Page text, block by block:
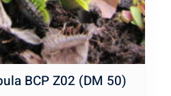
BCP Z02 (DM 50)